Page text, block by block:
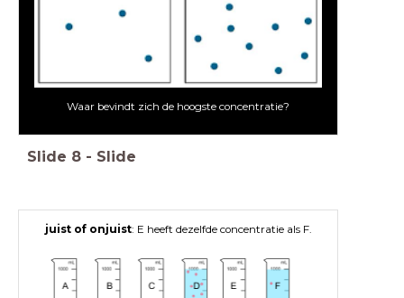
Waar bevindt zich de hoogste concentratie?
Slide 8 - Slide
juist of onjuist: E heeft dezelfde concentratie als F.